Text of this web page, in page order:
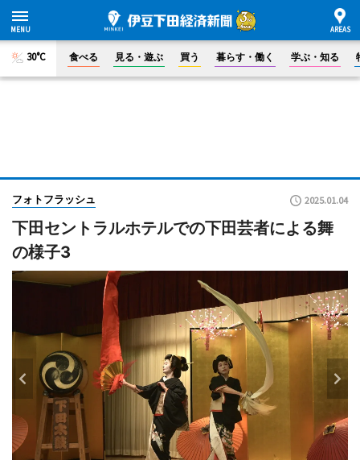
30°C 食べる 見る・遊ぶ 買う 暮らす・働く 学ぶ・知る
フォトフラッシュ 2025.01.04
下田セントラルホテルでの下田芸者による舞
の様子3